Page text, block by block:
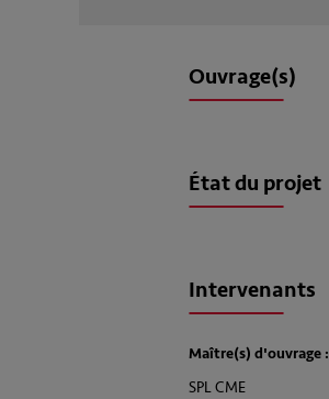
Ouvrage(s)
État du projet
Intervenants
Maître(s) d'ouvrage :
SPL CME